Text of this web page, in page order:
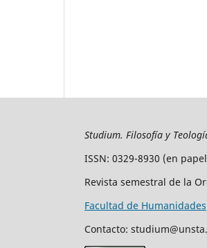
Studium. Filosofía y
ISSN: 0329-8930 (en
Revista semestral de la
Facultad de Humanidades
Contacto: